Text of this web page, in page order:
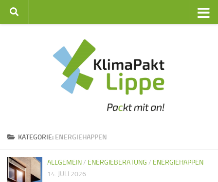
Zum Inhalt springen
KATEGORIE: ENERGIEHAPPEN
ALLGEMEIN/ ENERGIEBERATUNG / ENERGIEHAPPEN
14. JULI 2026